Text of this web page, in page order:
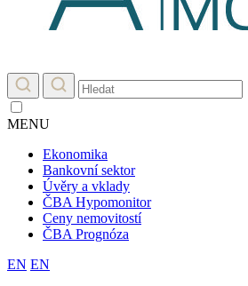
MENU
Ekonomika
Bankovní sektor
Úvěry a vklady
ČBA Hypomonitor
Ceny nemovitostí
ČBA Prognóza
EN EN